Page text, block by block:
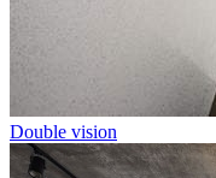
Double vision